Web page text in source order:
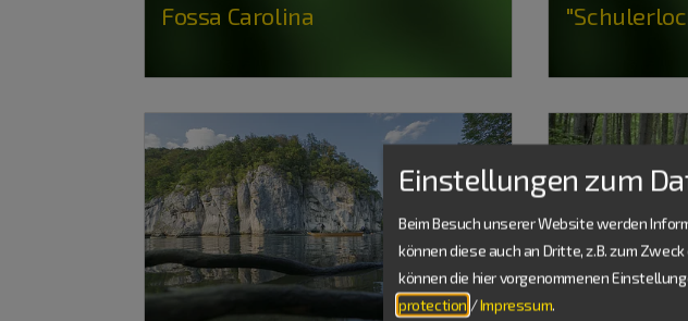
Fossa Carolina
Einstellungen zum
Beim Besuch unserer Website werden
können diese auch an Dritte, z.B. zum
können die hier vorgenommenen
protection /Impressum.